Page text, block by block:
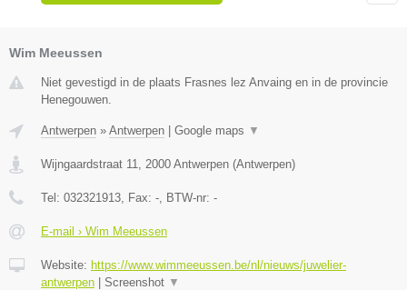
Wim Meeussen
Niet gevestigd in de plaats Frasnes lez Anvaing en in de provincie
Henegouwen.
Antwerpen » Antwerpen Google maps ▼
Wijngaardstraat 11 2000 Antwerpen (Antwerpen)
Tel: 032321913 , Fax: - , BTW-nr: -
E-mail › Wim Meeussen
Website: https://www.wimmeeussen.be/nl/nieuws/juwelier-
antwerpen
Screenshot ▼